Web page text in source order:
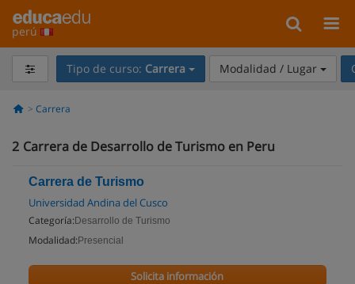
perú
Tipo de curso: Carrera Modalidad / Lugar
Carrera
2 Carrera de Desarrollo de Turismo en Peru
Carrera de Turismo
Universidad Andina del Cusco
Categoría: Desarrollo de Turismo
Modalidad: Presencial
Solicita información